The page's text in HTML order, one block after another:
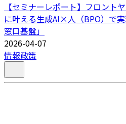
【セミナーレポート】フロント
に叶える生成AI×人（BPO）で
窓口基盤」
2026-04-07
情報政策